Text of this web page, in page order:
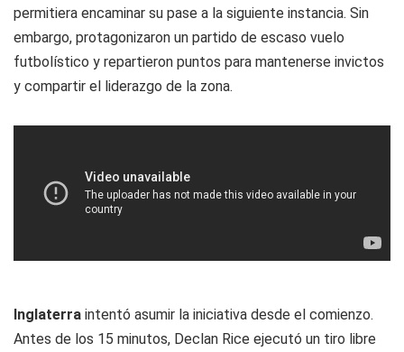
permitiera encaminar su pase a la siguiente instancia. Sin
embargo, protagonizaron un partido de escaso vuelo
futbolístico y repartieron puntos para mantenerse invictos
y compartir el liderazgo de la zona.
Inglaterra intentó asumir la iniciativa desde el comienzo.
Antes de los 15 minutos, Declan Rice ejecutó un tiro libre